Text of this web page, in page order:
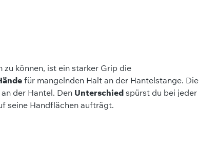
zu können, ist ein starker Grip die
für mangelnden Halt an der Hantelstange. Die
der Hantel. Den Unterschied spürst du bei jeder
seine Handflächen aufträgt.